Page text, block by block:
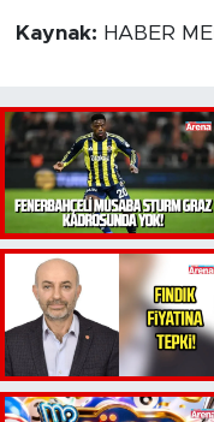
Kaynak: HABER